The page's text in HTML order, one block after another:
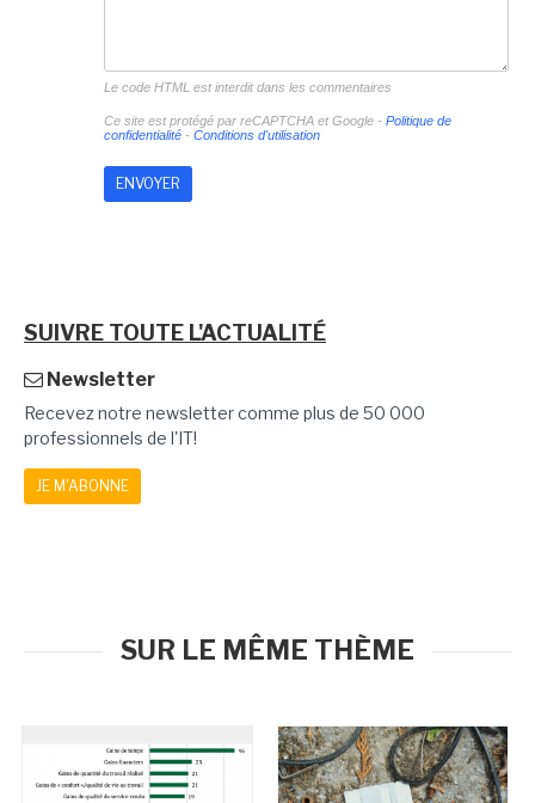
Le code HTML est interdit dans les commentaires
Ce site est protégé par reCAPTCHA et Google - Politique de
confidentialité- Conditions d'utilisation
SUIVRE TOUTE L'ACTUALITÉ
Newsletter
Recevez notre newsletter comme plus de 50 000
professionnels de l'IT!
JE M'ABONNE
SUR LE MÊME THÈME